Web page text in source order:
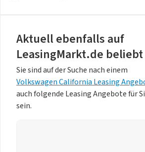
Aktuell ebenfalls auf
LeasingMarkt.de beliebt
Sie sind auf der Suche nach einem
Volkswagen California Leasing
auch folgende Leasing Angebote für
sein.